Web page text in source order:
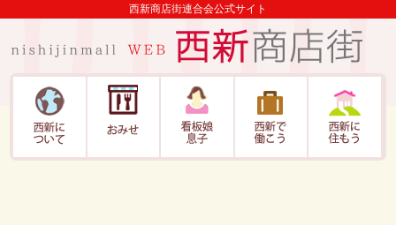
西新商店街連合会公式サイト